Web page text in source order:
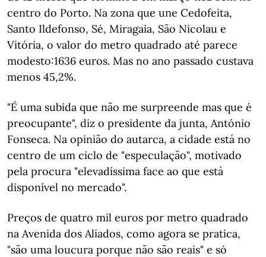
centro do Porto. Na zona que une Cedofeita,
Santo Ildefonso, Sé, Miragaia, São Nicolau e
Vitória, o valor do metro quadrado até parece
modesto:1636 euros. Mas no ano passado custava
menos 45,2%.
"É uma subida que não me surpreende mas que é
preocupante", diz o presidente da junta, António
Fonseca. Na opinião do autarca, a cidade está no
centro de um ciclo de "especulação", motivado
pela procura "elevadíssima face ao que está
disponível no mercado".
Preços de quatro mil euros por metro quadrado
na Avenida dos Aliados, como agora se pratica,
"são uma loucura porque não são reais" e só